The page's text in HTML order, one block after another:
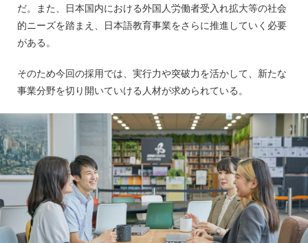
だ。また、日本国内における外国人労働者受入れ拡大等の社会
的ニーズを踏まえ、日本語教育事業をさらに推進していく必要
がある。
そのため今回の採用では、実行力や突破力を活かして、新たな
事業分野を切り開いていける人材が求められている。